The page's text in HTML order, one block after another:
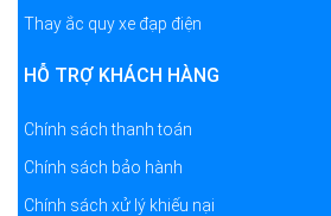
Thay ắc quy xe đạp điện
HỖ TRỢ KHÁCH HÀNG
Chính sách thanh toán
Chính sách bảo hành
Chính sách xử lý khiếu nại